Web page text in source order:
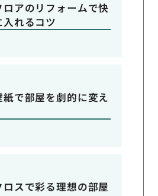
アのリフォームで快
れるコツ
で部屋を劇的に変え
スで彩る理想の部屋